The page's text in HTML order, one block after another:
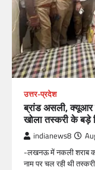
उत्तर-प्रदेश
ब्रांड असली, क्यूआर
खोला तस्करी के बड़े
indianews8
-लखनऊ में नकली शराब
नाम पर चल रही थी